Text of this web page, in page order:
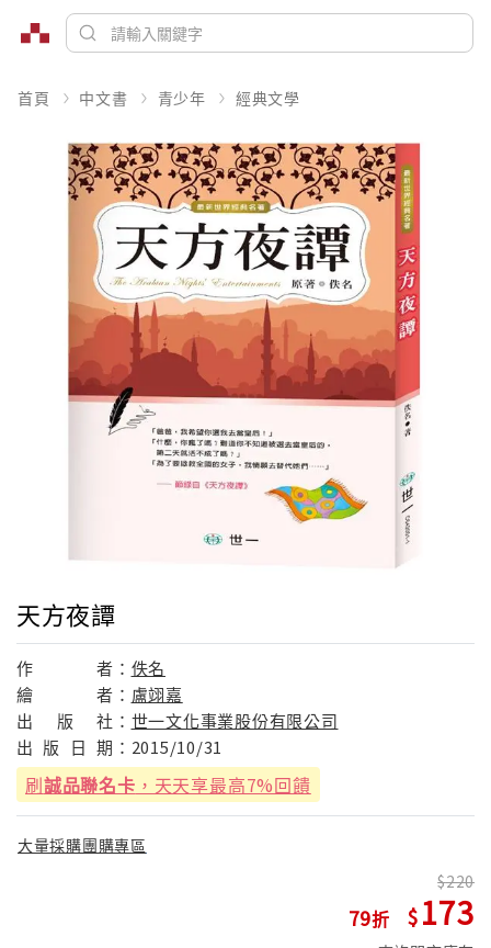
首頁 中文書 青少年 經典文學
天方夜譚
作 者： 佚名
繪
者： 盧翊嘉
出
版 社： 世一文化事業股份有限公司
出 版 日 期： 2015/10/31
刷誠品聯名卡 ，天天享最高7%回饋
大量採購團購專區
79
220
173